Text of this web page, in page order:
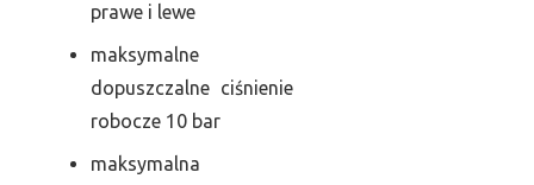
prawe i lewe
maksymalne
dopuszczalne ciśnienie
robocze 10 bar
maksymalna